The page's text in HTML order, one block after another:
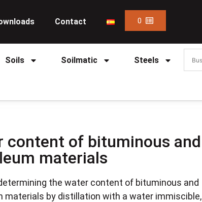
Contact 0
Soils Soilmatic Steels
content of bituminous and
materials
the water content of bituminous and
materials by distillation with a water immiscible,